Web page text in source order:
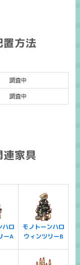
方法
調査中
調査中
家具
ハロ
ーA
モノトーンハロ
ウィンツリーB